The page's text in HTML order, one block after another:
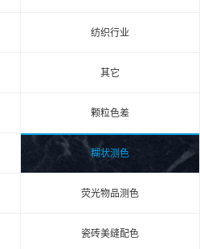
纺织行业
其它
颗粒色差
糊状测色
荧光物品测色
瓷砖美缝配色